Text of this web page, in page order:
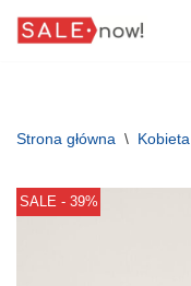
Strona główna \ Kobieta
SALE - 39%